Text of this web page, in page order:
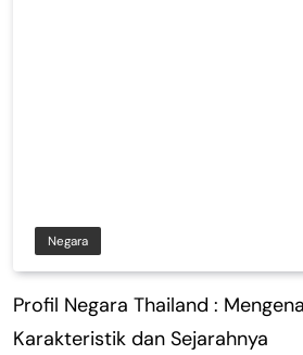
Negara
Profil Negara Thailand :
Karakteristik dan Sejarahnya